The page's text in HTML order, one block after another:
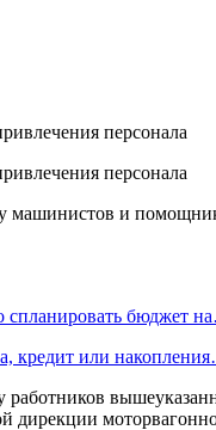
машинистов и
спланировать бюджет
кредит или
работников
дирекции